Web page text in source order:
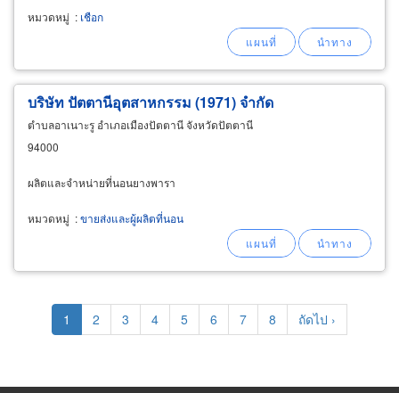
สกรีนโลโก้บนเทปผ้าทอ ผู้ผลิตขายส่งและรับจ้าง
ผลิตเชือกถักทอ เชือกถักแบน เชือกถักเปีย เชือกถัก
หมวดหมู่ : เชือก
บริษัท ปัตตานีอุตสาหกรรม (1971) จำกัด
ตำบลอาเนาะรู อำเภอเมืองปัตตานี จังหวัดปัตตานี
94000
ผลิตและจำหน่ายที่นอนยางพารา
หมวดหมู่ :ขายส่งและผู้ผลิตที่นอน
Pagination
Current
page
1 Page
2 Page
3 Page
4 Page
5 Page
6 Page
7 Page
8
Next
page
ถัดไป ›